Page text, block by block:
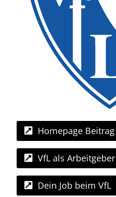
Homepage Beitrag
VfL als Arbeitgeber
Dein Job beim VfL